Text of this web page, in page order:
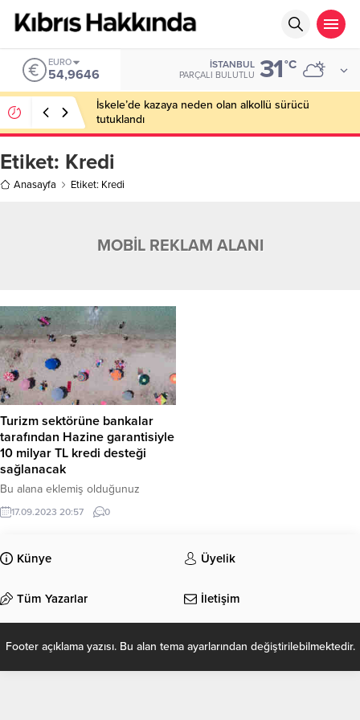
EURO
54,9646
İSTANBUL
PARÇALI BULUTLU 31°C
İskele’de kazaya neden olan alkollü sürücü
tutuklandı
Etiket: Kredi
Anasayfa Etiket: Kredi
MOBİL REKLAM ALANI
Turizm sektörüne bankalar
tarafından Hazine garantisiyle
10 milyar TL kredi desteği
sağlanacak
Bu alana eklemiş olduğunuz
haberle ilgili kısa bir özet bilgisi
ekleyebilirsiniz. Bu metin yazı
bölümünden eklenebilir. Özet
eklenmişse başlık altında kalın
eklenmemişse bu alan boş kalır.
17.09.2023 20:57 0
Künye Üyelik
Tüm Yazarlar İletişim
Footer açıklama yazısı. Bu alan tema ayarlarından değiştirilebilmektedir.